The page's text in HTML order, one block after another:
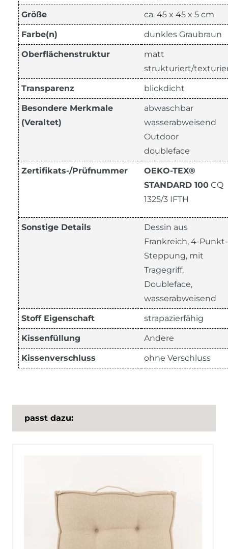
Größe ca. 45 x 45 x 5 cm
Farbe(n) dunkles Graubraun
Oberflächenstruktur
matt
strukturiert/
Transparenz blickdicht
Besondere Merkmale
(Veraltet)
abwaschbar
wasserabweisend
Outdoor
doubleface
Zertifikats-/Prüfnummer
OEKO-TEX®
STANDARD 100 CQ
1325/3 IFTH
Sonstige Details
Dessin aus
Frankreich, 4-Punkt-
Steppung, mit
Tragegriff,
Doubleface,
wasserabweisend
Stoff Eigenschaft strapazierfähig
Kissenfüllung Andere
Kissenverschluss ohne Verschluss
passt dazu: